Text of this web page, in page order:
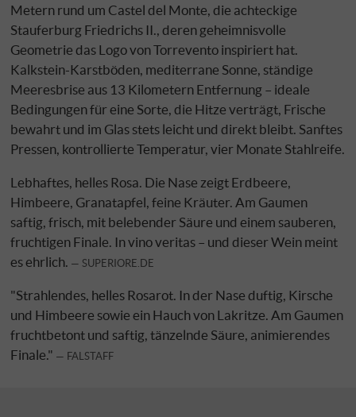
Metern rund um Castel del Monte, die achteckige
Stauferburg Friedrichs II., deren geheimnisvolle
Geometrie das Logo von Torrevento inspiriert hat.
Kalkstein-Karstböden, mediterrane Sonne, ständige
Meeresbrise aus 13 Kilometern Entfernung – ideale
Bedingungen für eine Sorte, die Hitze verträgt, Frische
bewahrt und im Glas stets leicht und direkt bleibt. Sanftes
Pressen, kontrollierte Temperatur, vier Monate Stahlreife.
Lebhaftes, helles Rosa. Die Nase zeigt Erdbeere,
Himbeere, Granatapfel, feine Kräuter. Am Gaumen
saftig, frisch, mit belebender Säure und einem sauberen,
fruchtigen Finale. In vino veritas – und dieser Wein meint
es ehrlich.
SUPERIORE.DE
"Strahlendes, helles Rosarot. In der Nase duftig, Kirsche
und Himbeere sowie ein Hauch von Lakritze. Am Gaumen
fruchtbetont und saftig, tänzelnde Säure, animierendes
Finale."
FALSTAFF